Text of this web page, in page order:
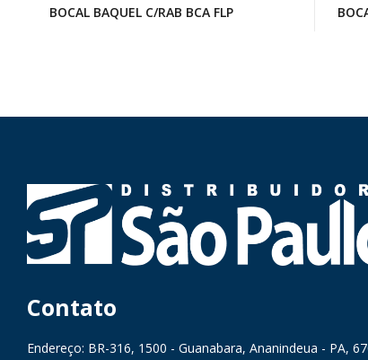
BOCAL BAQUEL C/RAB BCA FLP
Contato
Endereço: BR-316, 1500 - Guanabara, Ananindeua - PA,